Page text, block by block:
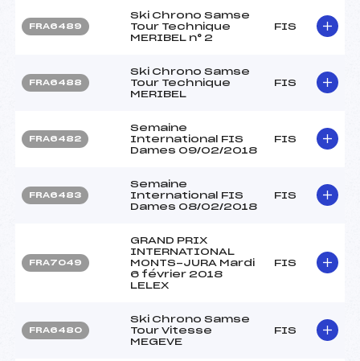
FRA6489
Ski Chrono Samse
Tour Technique
MERIBEL n° 2
FIS
FRA6488
Ski Chrono Samse
Tour Technique
MERIBEL
FIS
FRA6482
Semaine
International FIS
Dames 09/02/2018
FIS
FRA6483
Semaine
International FIS
Dames 08/02/2018
FIS
FRA7049
GRAND PRIX
INTERNATIONAL
MONTS-JURA Mardi
6 février 2018
LELEX
FIS
FRA6480
Ski Chrono Samse
Tour Vitesse
MEGEVE
FIS